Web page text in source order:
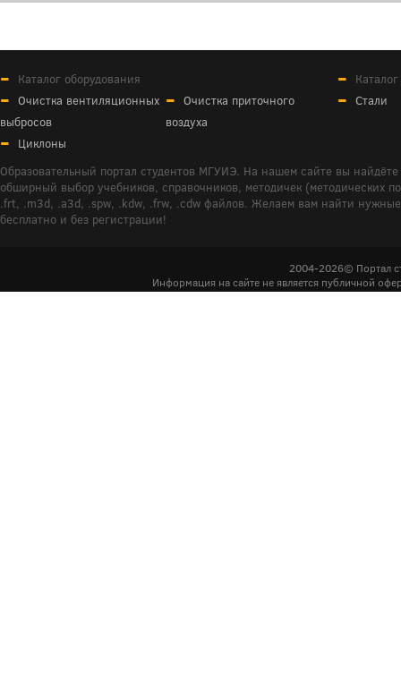
Каталог оборудования
Очистка вентиляционных
выбросов
Очистка приточного
воздуха
Циклоны
Стали
Образовательный портал студентов МГУИЭ. На нашем сайте вы
обширный выбор учебников, справочников, методичек (методических
.frt, .m3d, .a3d, .spw, .kdw, .frw, .cdw файлов. Желаем вам найти
бесплатно и без регистрации!
2004-2026© Портал
Информация на сайте не является публичной